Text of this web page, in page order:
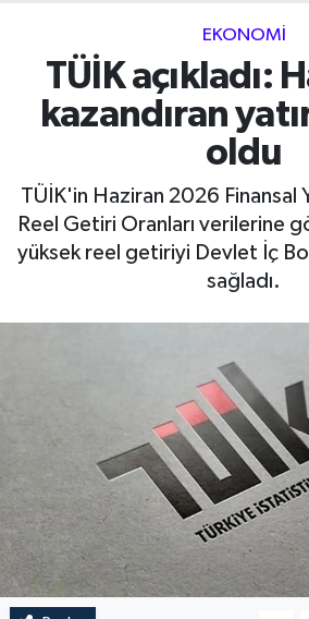
EKONOMI
TÜİK açıkladı:
kazandıran
oldu
TÜİK'in Haziran 2026 Finansal
Reel Getiri Oranları verilerine
yüksek reel getiriyi Devlet İç
sağladı.